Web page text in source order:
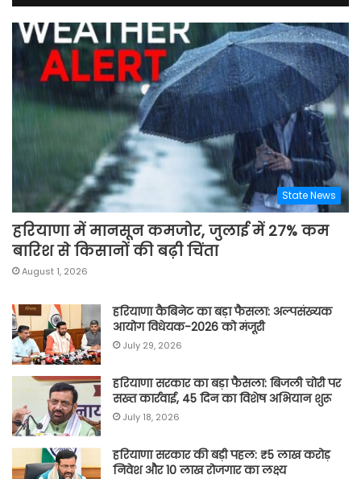
State News
हरियाणा में मानसून कमजोर, जुलाई में 27% कम
बारिश से किसानों की बढ़ी चिंता
August 1, 2026
हरियाणा कैबिनेट का बड़ा फैसला: अल्पसंख्यक
आयोग विधेयक-2026 को मंजूरी
July 29, 2026
हरियाणा सरकार का बड़ा फैसला: बिजली चोरी पर
सख्त कार्रवाई, 45 दिन का विशेष अभियान शुरू
July 18, 2026
हरियाणा सरकार की बड़ी पहल: ₹5 लाख करोड़
निवेश और 10 लाख रोजगार का लक्ष्य